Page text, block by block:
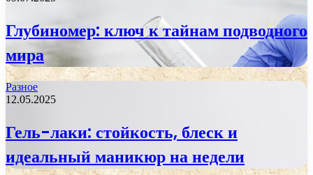
Глубиномер: ключ к тайнам подводного
мира
Разное
12.05.2025
Гель-лаки: стойкость, блеск и
идеальный маникюр на недели